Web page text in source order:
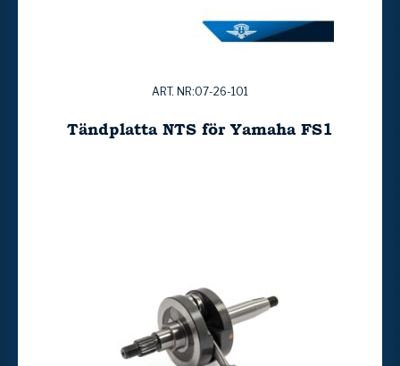
ART. NR:07-26-101
Tändplatta NTS för Yamaha FS1